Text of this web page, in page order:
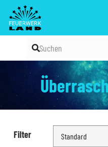
Filter